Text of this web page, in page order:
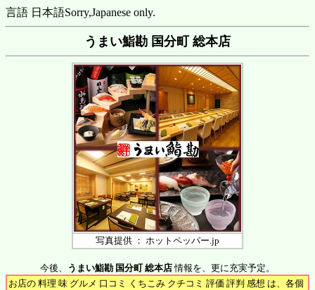
言語 日本語Sorry,Japanese only.
うまい鮨勘 国分町 総本店
写真提供 ： ホットペッパー.jp
今後、 うまい鮨勘 国分町 総本店情報を、更に充実予定。
お店の 料理 味 グルメ 口コミ くちこみ クチコミ 評価 評判 感想 は、各個